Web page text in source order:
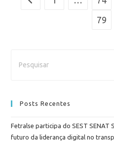
79
Posts Recentes
Fetralse participa do SEST SENAT
futuro da liderança digital no